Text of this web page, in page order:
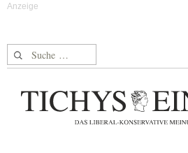
Suche nach: